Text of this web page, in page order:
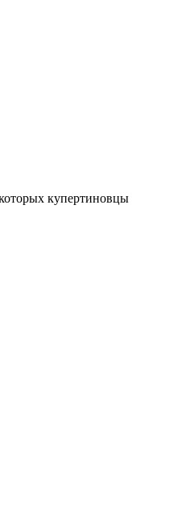
купертиновцы